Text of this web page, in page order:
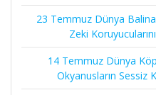
23 Temmuz Dünya
Zeki
14 Temmuz Dünya
Okyanusların Sessiz